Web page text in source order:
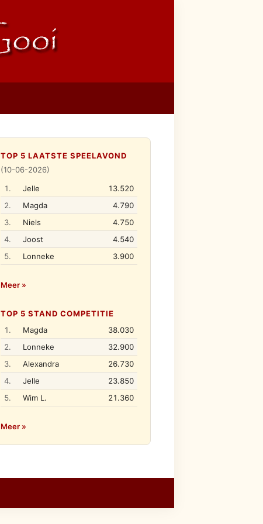
TOP 5 LAATSTE SPEELAVOND
(10-06-2026)
1.
Jelle
13.520
2.
Magda
4.790
3.
Niels
4.750
4.
Joost
4.540
5.
Lonneke 3.900
Meer »
TOP 5 STAND COMPETITIE
1.
Magda
38.030
2.
Lonneke
32.900
3.
Alexandra
26.730
4.
Jelle
23.850
5.
Wim L. 21.360
Meer »